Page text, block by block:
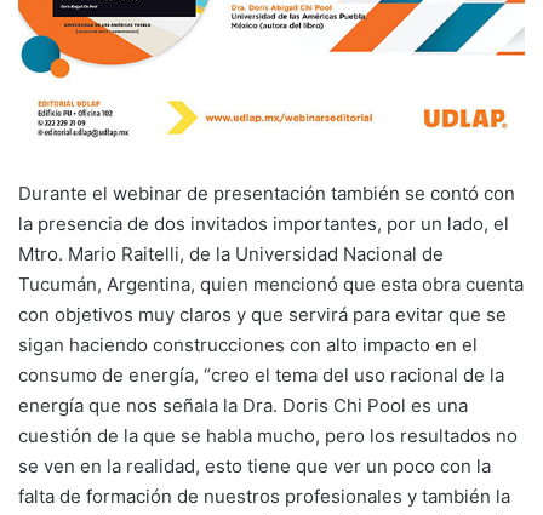
Durante el webinar de presentación también se contó con
la presencia de dos invitados importantes, por un lado, el
Mtro. Mario Raitelli, de la Universidad Nacional de
Tucumán, Argentina, quien mencionó que esta obra cuenta
con objetivos muy claros y que servirá para evitar que se
sigan haciendo construcciones con alto impacto en el
consumo de energía, “creo el tema del uso racional de la
energía que nos señala la Dra. Doris Chi Pool es una
cuestión de la que se habla mucho, pero los resultados no
se ven en la realidad, esto tiene que ver un poco con la
falta de formación de nuestros profesionales y también la